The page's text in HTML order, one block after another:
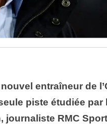
entraîneur de
piste étudiée par
journaliste RMC